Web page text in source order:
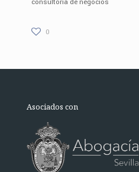
consultoría de negocios
0
Asociados con